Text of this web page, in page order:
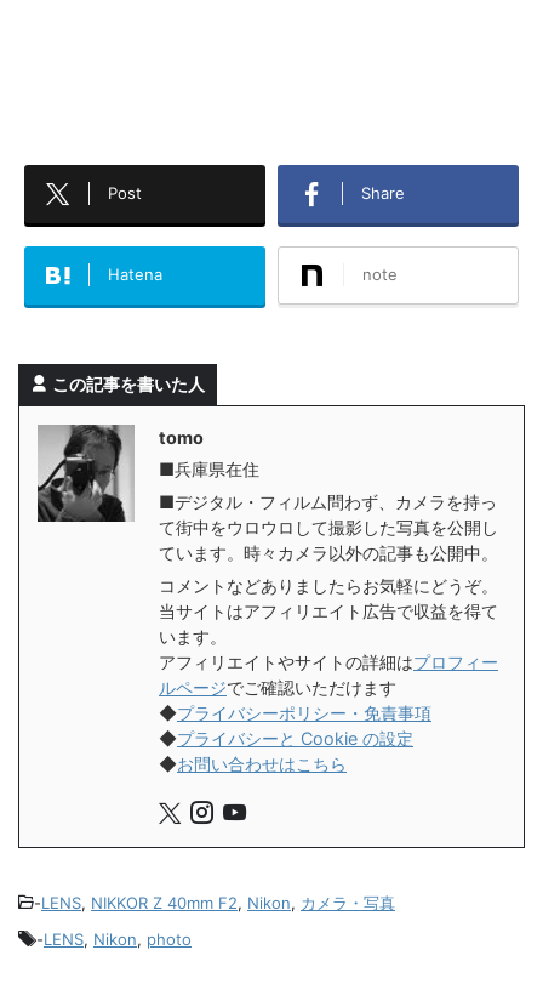
Post Share
Hatena note
この記事を書いた人
tomo
■兵庫県在住
■デジタル・フィルム問わず、カメラを持っ
て街中をウロウロして撮影した写真を公開し
ています。時々カメラ以外の記事も公開中。
コメントなどありましたらお気軽にどうぞ。
当サイトはアフィリエイト広告で収益を得て
います。
アフィリエイトやサイトの詳細はプロフィー
ルページでご確認いただけます
◆プライバシーポリシー・免責事項
◆プライバシーと Cookie の設定
◆お問い合わせはこちら
-LENS, NIKKOR Z 40mm F2, Nikon, カメラ・写真
-LENS, Nikon, photo